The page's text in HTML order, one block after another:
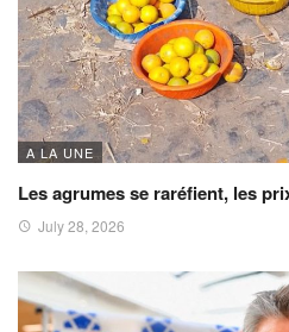
A LA UNE
Les agrumes se raréfient, les
July 28, 2026